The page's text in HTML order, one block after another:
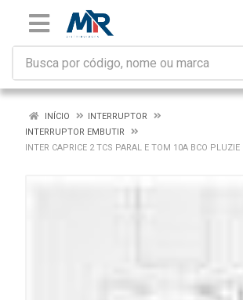
INÍCIO
INTERRUPTOR
INTERRUPTOR EMBUTIR
INTER CAPRICE 2 TCS PARAL E TOM 10A BCO PLUZIE